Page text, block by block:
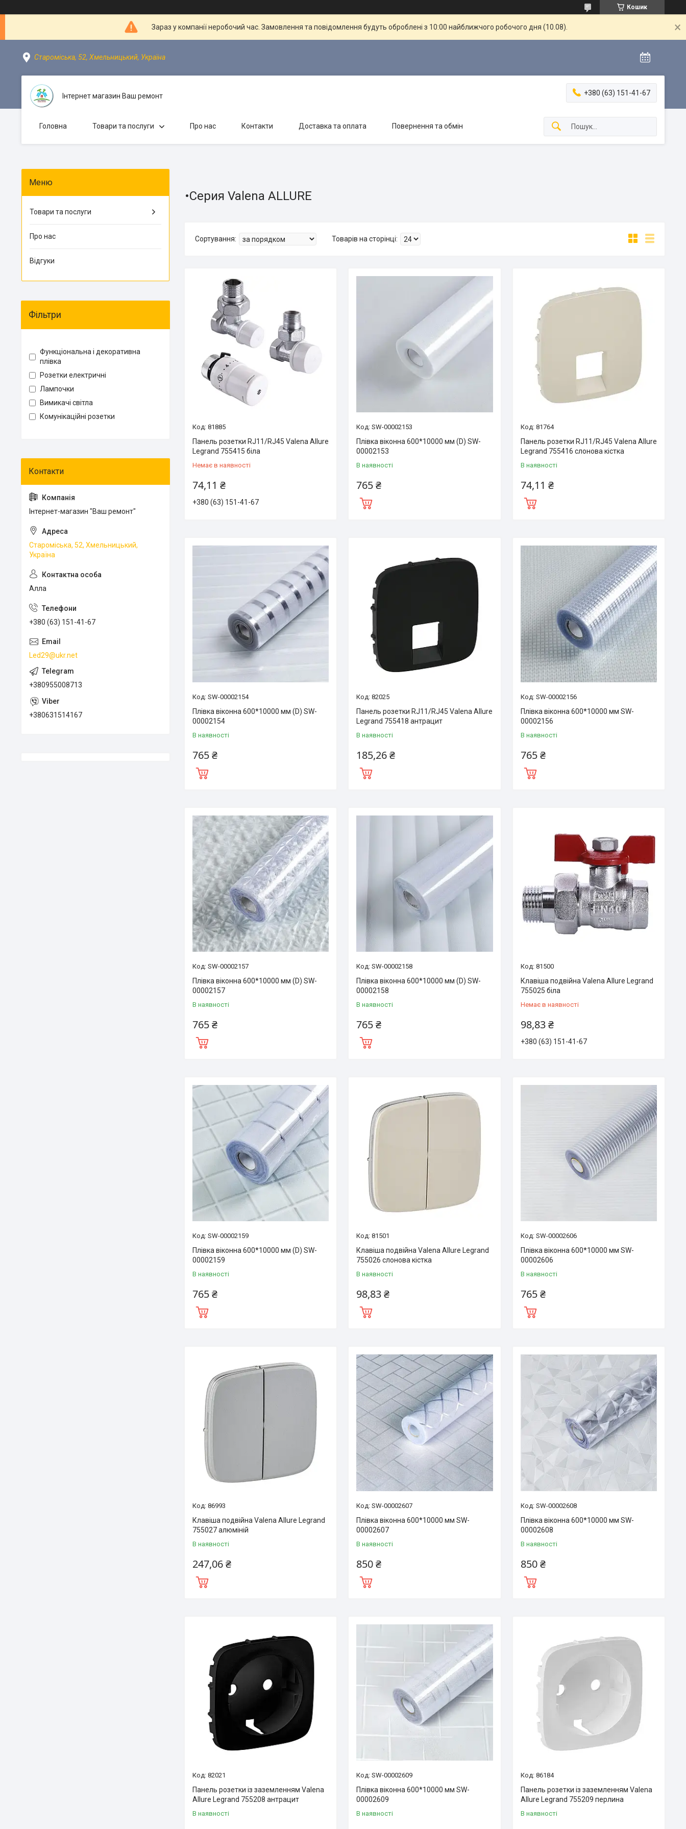
Кошик
Зараз у компанії неробочий час. Замовлення та повідомлення будуть оброблені з 10:00 найближчого робочого дня (10.08).
Староміська, 52, Хмельницький, Україна
Інтернет магазин Ваш ремонт +380 (63) 151-41-67
Головна Товари та послуги Про нас Контакти Доставка та оплата Повернення та обмін
•Серия Valena ALLURE
81885
Панель розетки RJ11/RJ45 Valena Allure
Legrand 755415 біла
Немає в наявності
74,11 ₴
+380 (63) 151-41-67
SW-00002153
Плівка віконна 600*10000 мм (D) SW-
00002153
В наявності
765 ₴
81764
Панель розетки RJ11/RJ45 Valena Allure
Legrand 755416 слонова кістка
В наявності
74,11 ₴
SW-00002154
Плівка віконна 600*10000 мм (D) SW-
00002154
В наявності
765 ₴
82025
Панель розетки RJ11/RJ45 Valena Allure
Legrand 755418 антрацит
В наявності
185,26 ₴
SW-00002156
Плівка віконна 600*10000 мм SW-
00002156
В наявності
765 ₴
SW-00002157
Плівка віконна 600*10000 мм (D) SW-
00002157
В наявності
765 ₴
SW-00002158
Плівка віконна 600*10000 мм (D) SW-
00002158
В наявності
765 ₴
81500
Клавіша подвійна Valena Allure Legrand
755025 біла
Немає в наявності
98,83 ₴
+380 (63) 151-41-67
SW-00002159
Плівка віконна 600*10000 мм (D) SW-
00002159
В наявності
765 ₴
81501
Клавіша подвійна Valena Allure Legrand
755026 слонова кістка
В наявності
98,83 ₴
SW-00002606
Плівка віконна 600*10000 мм SW-
00002606
В наявності
765 ₴
86993
Клавіша подвійна Valena Allure Legrand
755027 алюміній
В наявності
247,06 ₴
SW-00002607
Плівка віконна 600*10000 мм SW-
00002607
В наявності
850 ₴
SW-00002608
Плівка віконна 600*10000 мм SW-
00002608
В наявності
850 ₴
82021
Панель розетки із заземленням Valena
Allure Legrand 755208 антрацит
В наявності
SW-00002609
Плівка віконна 600*10000 мм SW-
00002609
В наявності
86184
Панель розетки із заземленням Valena
Allure Legrand 755209 перлина
В наявності
Товари та послуги
Про нас
Відгуки
Фільтри
Функціональна і декоративна
плівка
Розетки електричні
Лампочки
Вимикачі світла
Комунікаційні розетки
Інтернет-магазин "Ваш ремонт"
Староміська, 52, Хмельницький,
Україна
Алла
+380 (63) 151-41-67
Led29@ukr.net
+380955008713
+380631514167